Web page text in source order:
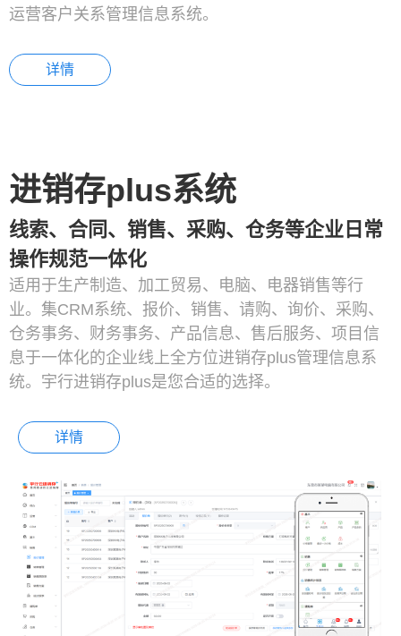
运营客户关系管理信息系统。
详情
进销存plus系统
线索、合同、销售、采购、仓务等企业日常
操作规范一体化
适用于生产制造、加工贸易、电脑、电器销售等行
业。集CRM系统、报价、销售、请购、询价、采购、
仓务事务、财务事务、产品信息、售后服务、项目信
息于一体化的企业线上全方位进销存plus管理信息系
统。宇行进销存plus是您合适的选择。
详情